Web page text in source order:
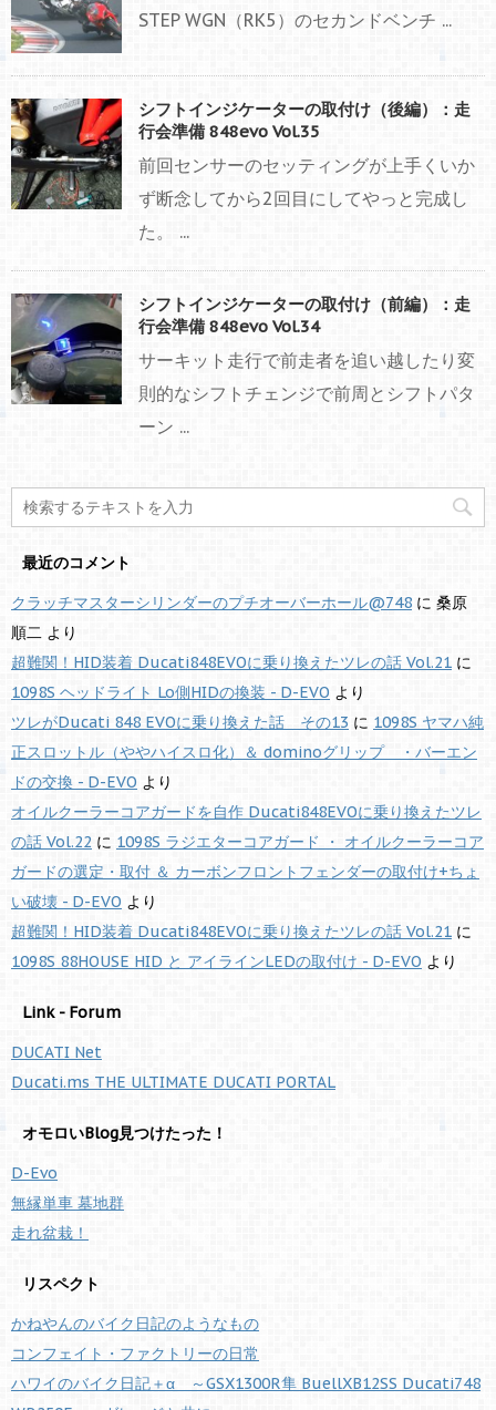
STEP WGN（RK5）のセカンドベンチ ...
シフトインジケーターの取付け（後編）：走
行会準備 848evo Vol.35
前回センサーのセッティングが上手くいか
ず断念してから2回目にしてやっと完成し
た。 ...
シフトインジケーターの取付け（前編）：走
行会準備 848evo Vol.34
サーキット走行で前走者を追い越したり変
則的なシフトチェンジで前周とシフトパタ
ーン ...
最近のコメント
クラッチマスターシリンダーのプチオーバーホール@748 に 桑原
順二 より
超難関！HID装着 Ducati848EVOに乗り換えたツレの話 Vol.21 に
1098S ヘッドライト Lo側HIDの換装 - D-EVO より
ツレがDucati 848 EVOに乗り換えた話 その13 に 1098S ヤマハ純
正スロットル（ややハイスロ化）＆ dominoグリップ ・バーエン
ドの交換 - D-EVO より
オイルクーラーコアガードを自作 Ducati848EVOに乗り換えたツレ
の話 Vol.22 に 1098S ラジエターコアガード ・ オイルクーラーコア
ガードの選定・取付 ＆ カーボンフロントフェンダーの取付け+ちょ
い破壊 - D-EVO より
超難関！HID装着 Ducati848EVOに乗り換えたツレの話 Vol.21 に
1098S 88HOUSE HID と アイラインLEDの取付け - D-EVO より
Link - Forum
DUCATI Net
Ducati.ms THE ULTIMATE DUCATI PORTAL
オモロいBlog見つけたった！
D-Evo
無縁単車 墓地群
走れ盆栽！
リスペクト
かねやんのバイク日記のようなもの
コンフェイト・ファクトリーの日常
ハワイのバイク日記＋α ～GSX1300R隼 BuellXB12SS Ducati748